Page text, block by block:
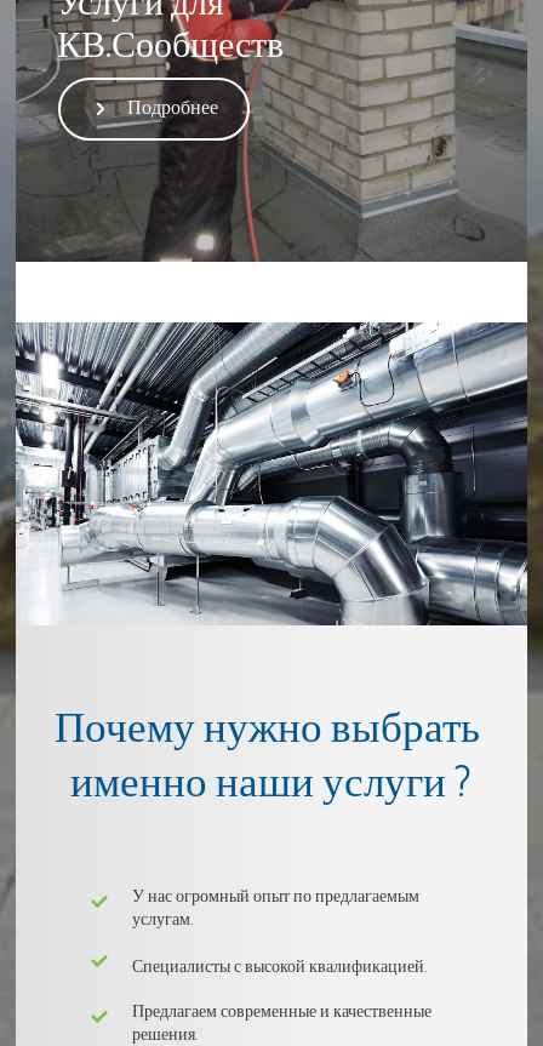
КВ.Сообществ
Подробнее
Почему нужно выбрать
именно наши услуги ?
У нас огромный опыт по предлагаемым
услугам.
Специалисты с высокой квалификацией.
Предлагаем современные и качественные
решения.